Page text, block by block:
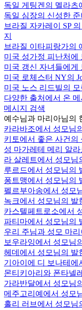
독일 게팅겐의 멜라츠
독일 심장의 신성한
브라질 자카레이 SP
지
브라질 이타피랑가의
미국 성가정 피난처에
미국 갱신 자녀들에게
미국 로체스터 NY의
미국 노스 리드빌의
다양한 출처에서 온 메
메시지 검색
예수님과 마리아님의
카라바조에서 성모님
키토에서 좋은 사건의
성 마가레테 메리 알
라 살레트에서 성모님
루르드에서 성모님의
퐁트맹에서 성모님의
펠르부아송에서 성모
녹크에서 성모님의 발
카스텔페트로소에서
파티마에서 성모님의
우리 주님과 성모 마
보우라잉에서 성모님
헤데에서 성모님의 발
기아이에 디 보나테에
몬티키아리와 폰타넬
가라반달에서 성모님
메주고리예에서 성모
홀리 러브에서 성모님